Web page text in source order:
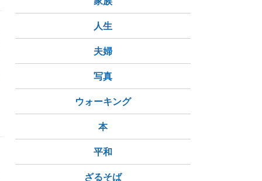
人生
夫婦
写真
ウォーキング
本
平和
ざるそば